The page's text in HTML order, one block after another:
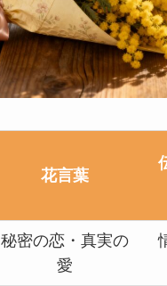
花言葉
秘密の恋・真実の
愛